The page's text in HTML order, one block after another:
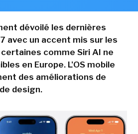
dévoilé les dernières
avec un accent mis sur les
comme Siri AI ne
en Europe. L'OS mobile
des améliorations de
design.